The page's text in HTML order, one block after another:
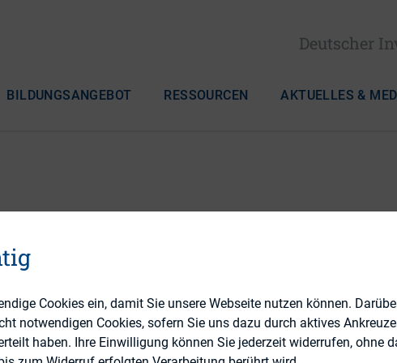
Deutscher
BILDUNGSANGEBOT RESSOURCEN AKTUELLES &
und DIRK
beste Investor
Cookies ein, damit Sie unsere Webseite nutzen können.
notwendigen Cookies, sofern Sie uns dazu durch aktives
haben. Ihre Einwilligung können Sie jederzeit widerrufen, ohne